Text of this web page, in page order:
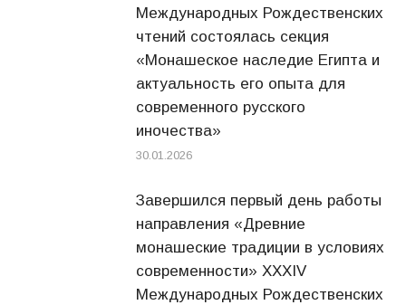
Международных Рождественских
чтений состоялась секция
«Монашеское наследие Египта и
актуальность его опыта для
современного русского
иночества»
30.01.2026
Завершился первый день работы
направления «Древние
монашеские традиции в условиях
современности» XXXIV
Международных Рождественских